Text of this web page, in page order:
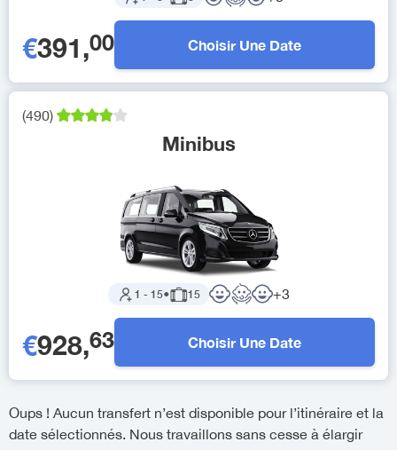
€391,00 Choisir Une Date
(490)
Minibus
1 - 15● 15 +3
€928,63 Choisir Une Date
Oups ! Aucun transfert n’est disponible pour l’itinéraire et la
date sélectionnés. Nous travaillons sans cesse à élargir